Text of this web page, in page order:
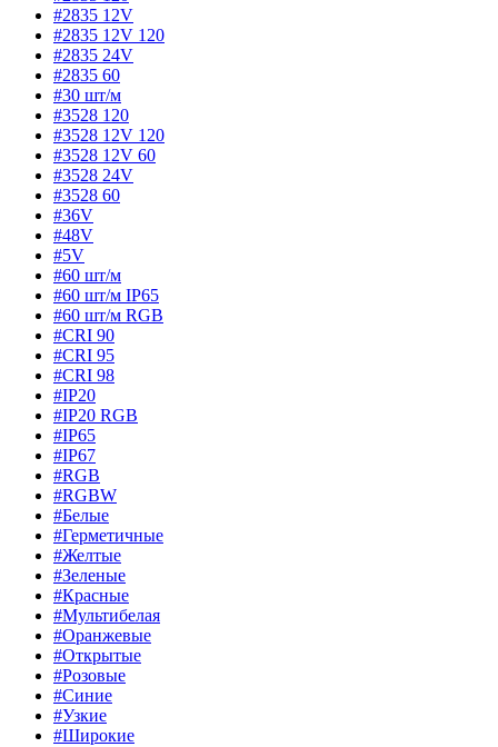
#2835 12V
#2835 12V 120
#2835 24V
#2835 60
#30 шт/м
#3528 120
#3528 12V 120
#3528 12V 60
#3528 24V
#3528 60
#36V
#48V
#5V
#60 шт/м
#60 шт/м IP65
#60 шт/м RGB
#CRI 90
#CRI 95
#CRI 98
#IP20
#IP20 RGB
#IP65
#IP67
#RGB
#RGBW
#Белые
#Герметичные
#Желтые
#Зеленые
#Красные
#Мультибелая
#Оранжевые
#Открытые
#Розовые
#Синие
#Узкие
#Широкие